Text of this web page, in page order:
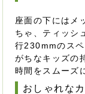
座面の下にはメ
ちゃ、ティッシ
行230mmのス
がちなキッズの
時間をスムーズ
おしゃれな